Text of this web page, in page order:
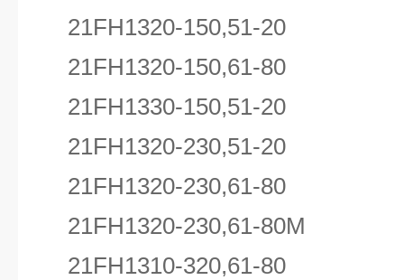
21FH1320-150,51-20
21FH1320-150,61-80
21FH1330-150,51-20
21FH1320-230,51-20
21FH1320-230,61-80
21FH1320-230,61-80M
21FH1310-320,61-80